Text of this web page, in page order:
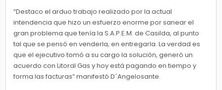
“Destaco el arduo trabajo realizado por la actual
intendencia que hizo un esfuerzo enorme por sanear el
gran problema que tenía la S.A.P.E.M. de Casilda, al punto
tal que se pensó en venderla, en entregarla. La verdad es
que el ejecutivo tomó a su cargo la solución, generó un
acuerdo con Litoral Gas y hoy está pagando en tiempo y
forma las facturas” manifestó D´Angelosante.